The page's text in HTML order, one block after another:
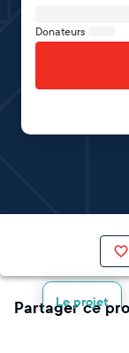
Donateurs
Le projet
Partager ce